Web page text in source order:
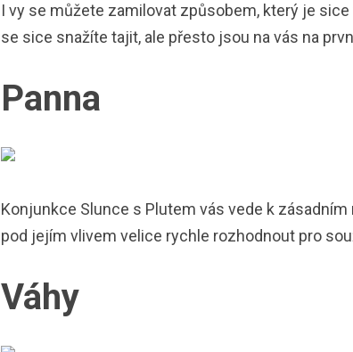
I vy se můžete zamilovat způsobem, který je
se sice snažíte tajit, ale přesto jsou na vás na
Panna
Konjunkce Slunce s Plutem vás vede k
pod jejím vlivem velice rychle rozhodnout pro
Váhy